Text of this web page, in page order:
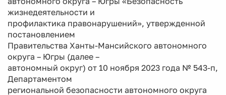
жизнедеятельности и
профилактика правонарушений», утвержденной
постановлением
Правительства Ханты-Мансийского автономного
округа – Югры (далее –
автономный округ) от 10 ноября 2023 года № 543-п,
Департаментом
региональной безопасности автономного округа